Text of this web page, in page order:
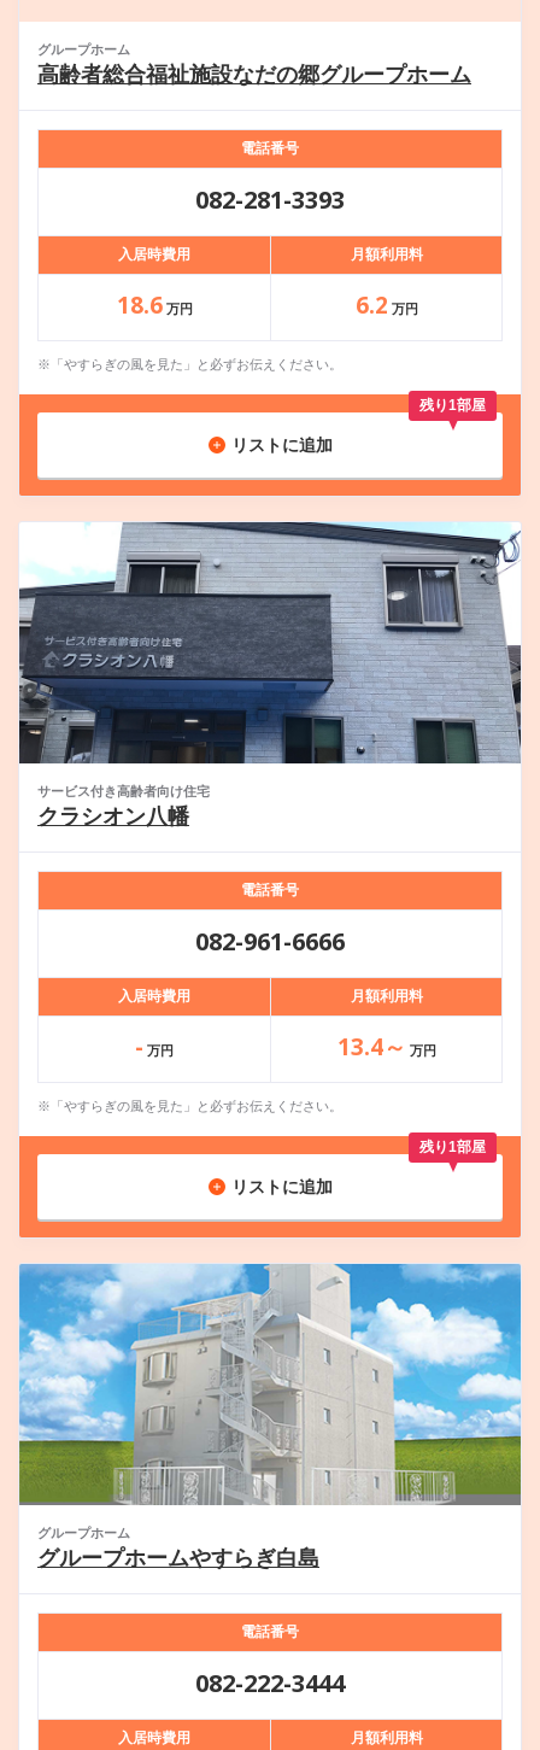
グループホーム
高齢者総合福祉施設なだの郷グループホーム
電話番号
082-281-3393
入居時費用 月額利用料
18.6 万円 6.2 万円
※「やすらぎの風を見た」と必ずお伝えください。
リストに追加
残り1部屋
サービス付き高齢者向け住宅
クラシオン八幡
電話番号
082-961-6666
入居時費用 月額利用料
- 万円 13.4～ 万円
※「やすらぎの風を見た」と必ずお伝えください。
リストに追加
残り1部屋
グループホーム
グループホームやすらぎ白島
電話番号
082-222-3444
入居時費用 月額利用料